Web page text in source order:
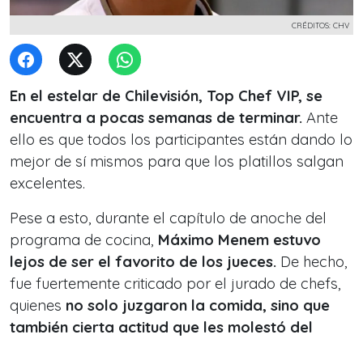
CRÉDITOS: CHV
En el estelar de Chilevisión, Top Chef VIP, se
encuentra a pocas semanas de terminar. Ante
ello es que todos los participantes están dando lo
mejor de sí mismos para que los platillos salgan
excelentes.
Pese a esto, durante el capítulo de anoche del
programa de cocina, Máximo Menem estuvo
lejos de ser el favorito de los jueces. De hecho,
fue fuertemente criticado por el jurado de chefs,
quienes no solo juzgaron la comida, sino que
también cierta actitud que les molestó del